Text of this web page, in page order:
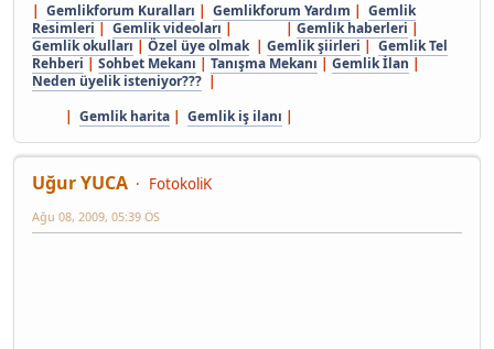
| Gemlikforum Kuralları | Gemlikforum Yardım | Gemlik
Resimleri | Gemlik videoları | | Gemlik haberleri |
Gemlik okulları | Özel üye olmak| Gemlik şiirleri | Gemlik Tel
Rehberi | Sohbet Mekanı | Tanışma Mekanı | Gemlik İlan |
Neden üyelik isteniyor??? |
| Gemlik harita | Gemlik iş ilanı |
Uğur YUCA FotokoliK
Ağu 08, 2009, 05:39 ÖS